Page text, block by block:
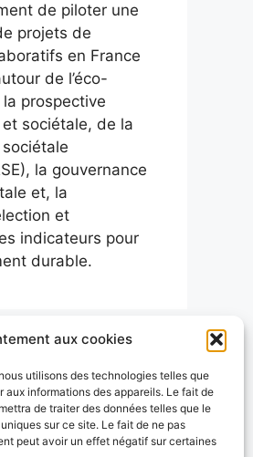
aux cookies
utilisons des technologies telles que
informations des appareils. Le fait de
de traiter des données telles que le
sur ce site. Le fait de ne pas
peut avoir un effet négatif sur certaines
de piloter une
projets de
en France
de l’éco-
prospective
sociétale, de la
la gouvernance
et, la
et
indicateurs pour
durable.